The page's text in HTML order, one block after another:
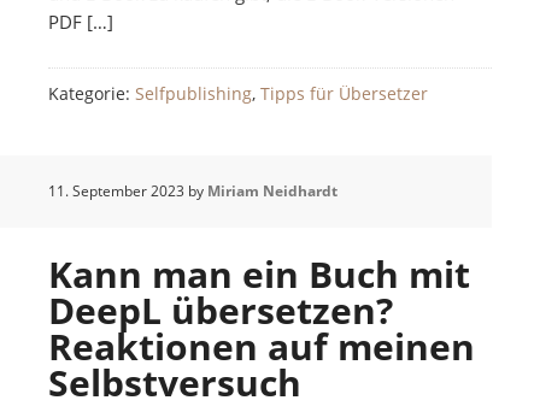
PDF […]
Kategorie: Selfpublishing, Tipps für Übersetzer
11. September 2023 by Miriam Neidhardt
Kann man ein Buch mit
DeepL übersetzen?
Reaktionen auf meinen
Selbstversuch